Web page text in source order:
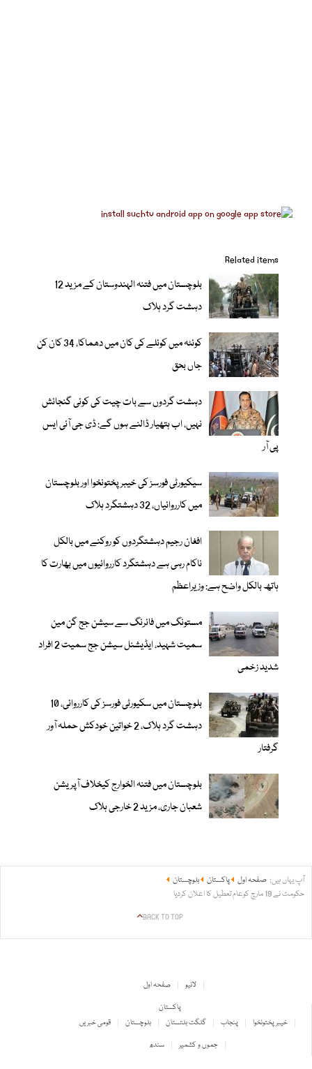
Related items
بلوچستان میں فتنہ الہندوستان کے مزید 12
دہشت گرد ہلاک
کوئٹہ میں کوئلے کی کان میں دھماکا، 34 کان کن
جاں بحق
دہشت گردوں سے بات چیت کی کوئی گنجائش
نہیں، اب ہتھیار ڈالنے ہوں گے: ڈی جی آئی ایس
پی آر
سیکیورٹی فورسز کی خیبر پختونخوا اور بلوچستان
میں کارروائیاں، 32 دہشتگرد ہلاک
افغان رجیم دہشتگردوں کو روکنے میں بالکل
ناکام رہی ہے دہشتگرد کارروائیوں میں بھارت کا
ہاتھ بالکل واضح ہے: وزیراعظم
مستونگ میں فائرنگ سے سیشن جج گن مین
سمیت شہید، ایڈیشنل سیشن جج سمیت 2 افراد
شدید زخمی
بلوچستان میں سکیورٹی فورسز کی کارروائی، 10
دہشت گرد ہلاک، 2 خواتین خودکش حملہ آور
گرفتار
بلوچستان میں فتنہ الخوارج کیخلاف آپریشن
شعبان جاری، مزید 2 خارجی ہلاک
آپ یہاں ہیں: صفحہ اول پاکستان
بلوچستان
حکومت نے 19 مارچ کوعام تعطیل کا اعلان کردیا
BACK TO TOP
صفحہ اول
لائیو
پاکستان
قومی خبریں
بلوچستان گلگت بلتستان پنجاب
خیبر پختونخوا
سندھ
جموں و کشمیر